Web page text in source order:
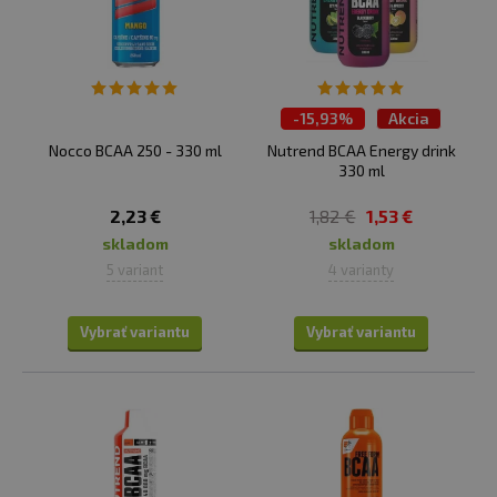
Podpora regenerácie:
pomáhajú urýchliť proces
regenerácie svalov po náročnom tréningu.
Syntéza svalových bielkovín:BCAA sú základnými
stavebnými kameňmi. Ako také podporujú rast svalov
a zlepšujú regeneráciu svalov po tréningu.
BCAA pomôcť znížiť pocit únavy a vyčerpania, čo
umožňuje dlhší a efektívnejší tréning a lepší výkon.
Ochrana svalov:
BCAA chránia pred katabolizmom.
diét, keď telo môže vyžadovať zvýšenú ochranu svalov,
BCAA sú ideálne.
Zlepšenie energetického metabolizmu: BCAA
Najmä počas dlhodobého vytrvalostného tréningu
alebo pri nízkom príjme energie môžu BCAA slúžiť ako
alternatívny zdroj paliva pre svaly.
Nocco BCAA 250 - 330 ml
2,23 €
skladom
5 variant
Vybrať variantu
-15,93%
Akcia
Nutrend BCAA Energy drink
330 ml
1,82 € 1,53 €
skladom
4 varianty
Vybrať variantu